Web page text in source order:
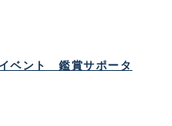
ベント 鑑賞サポータ